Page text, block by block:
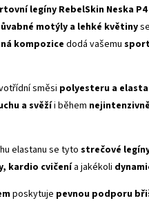
legíny RebelSkin Neska P4
motýly a lehké květiny
kompozice dodá vašemu
směsi polyesteru a
a svěžíi během
elastanu se tyto strečové
kardio cvičenía jakékoli
poskytuje pevnou podporu